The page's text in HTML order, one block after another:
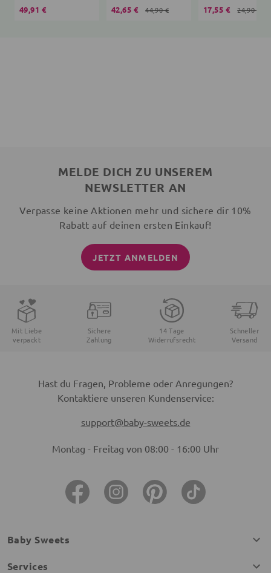
49,91 € 42,65 € 44,90 € 17,55 € 24,90 €
MELDE DICH ZU UNSEREM
NEWSLETTER AN
Verpasse keine Aktionen mehr und sichere dir 10%
Rabatt auf deinen ersten Einkauf!
JETZT ANMELDEN
Mit Liebe
verpackt
Sichere
Zahlung
14 Tage
Widerrufsrecht
Schneller
Versand
Hast du Fragen, Probleme oder Anregungen?
Kontaktiere unseren Kundenservice:
support@baby-sweets.de
Montag - Freitag von 08:00 - 16:00 Uhr
Baby Sweets
Services